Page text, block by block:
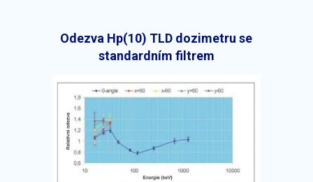
Odezva Hp(10) TLD dozimetru se
standardním filtrem